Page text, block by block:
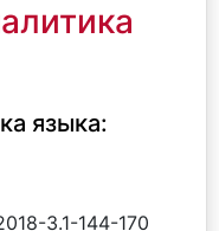
языка:
3.1-144-170